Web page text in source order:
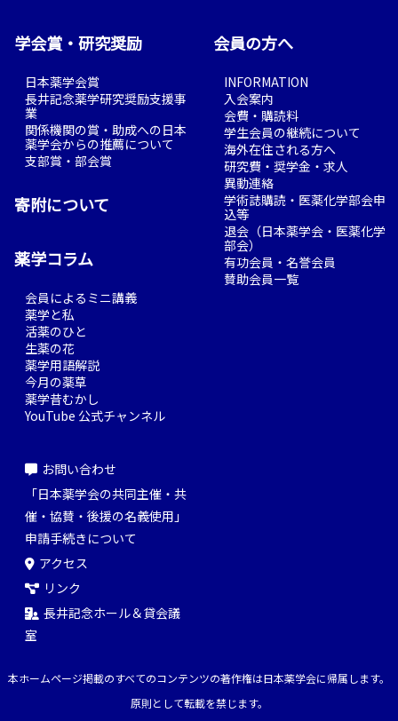
学会賞・研究奨励
日本薬学会賞
長井記念薬学研究奨励支援事
業
関係機関の賞・助成への日本
薬学会からの推薦について
支部賞・部会賞
寄附について
薬学コラム
会員によるミニ講義
薬学と私
活薬のひと
生薬の花
薬学用語解説
今月の薬草
薬学昔むかし
YouTube 公式チャンネル
会員の方へ
INFORMATION
入会案内
会費・購読料
学生会員の継続について
海外在住される方へ
研究費・奨学金・求人
異動連絡
学術誌購読・医薬化学部会申
込等
退会（日本薬学会・医薬化学
部会）
有功会員・名誉会員
賛助会員一覧
お問い合わせ
「日本薬学会の共同主催・共
催・協賛・後援の名義使用」
申請手続きについて
アクセス
リンク
長井記念ホール＆貸会議
室
本ホームページ掲載のすべてのコンテンツの著作権は日本薬学会に帰属します。
原則として転載を禁じます。